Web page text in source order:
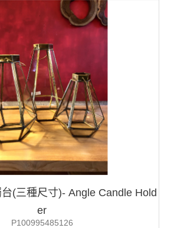
(三種尺寸)- Angle Candle Hold
er
P100995485126